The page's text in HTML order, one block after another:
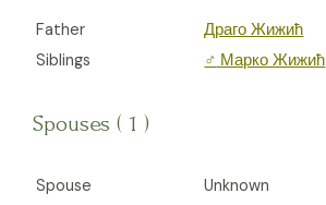
Father
Драго Жижић
Siblings
♂️ Марко Жижић
Spouses ( 1 )
Spouse
Unknown